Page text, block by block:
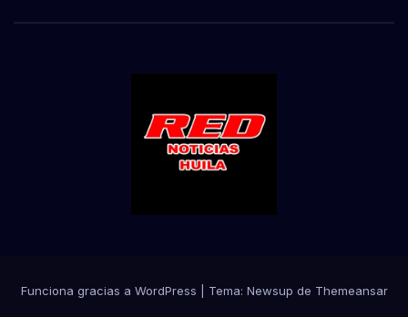
Funciona gracias a WordPress Tema: Newsup de Themeansar